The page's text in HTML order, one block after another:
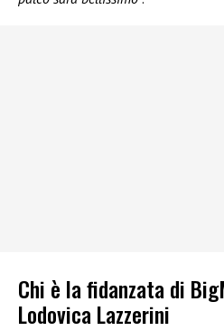
Chi è la fidanzata di
Lodovica Lazzerini